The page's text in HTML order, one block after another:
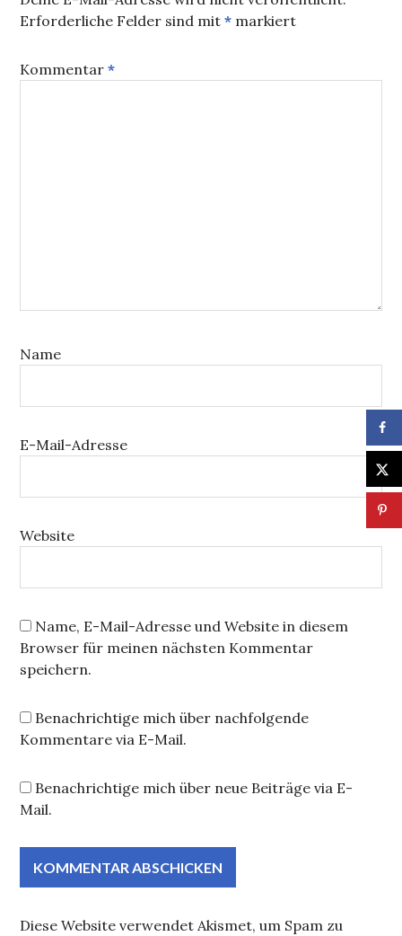
Erforderliche Felder sind mit* markiert
Kommentar*
Name
E-Mail-Adresse
Website
Name, E-Mail-Adresse und Website in diesem
Browser für meinen nächsten Kommentar
speichern.
Benachrichtige mich über nachfolgende
Kommentare via E-Mail.
Benachrichtige mich über neue Beiträge via E-
Mail.
Diese Website verwendet Akismet, um Spam zu